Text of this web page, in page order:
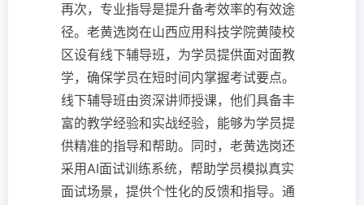
再次，专业指导是提升备考效率的有效途
径。老黄选岗在山西应用科技学院黄陵校
区设有线下辅导班，为学员提供面对面教
学，确保学员在短时间内掌握考试要点。
线下辅导班由资深讲师授课，他们具备丰
富的教学经验和实战经验，能够为学员提
供精准的指导和帮助。同时，老黄选岗还
采用AI面试训练系统，帮助学员模拟真实
面试场景，提供个性化的反馈和指导。通